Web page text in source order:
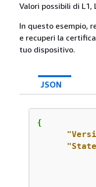
Valori possibili di L1,
In questo esempio,
e recuperi la
tuo dispositivo.
JSON
{